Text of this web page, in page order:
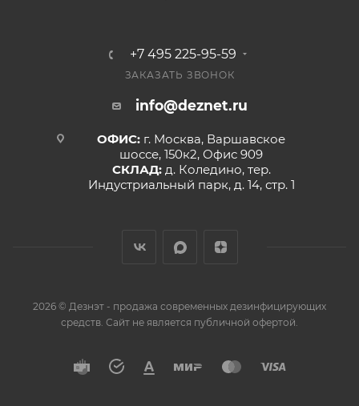
+7 495 225-95-59
ЗАКАЗАТЬ ЗВОНОК
info@deznet.ru
ОФИС: г. Москва, Варшавское
шоссе, 150к2, Офис 909
СКЛАД: д. Коледино, тер.
Индустриальный парк, д. 14, стр. 1
2026 © Дезнэт - продажа современных дезинфицирующих
средств. Сайт не является публичной офертой.